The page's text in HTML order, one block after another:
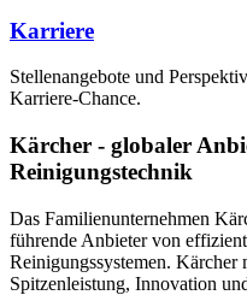
Karriere
Stellenangebote und
Karriere-Chance.
Kärcher - globaler
Reinigungstechnik
Das Familienunternehmen
führende Anbieter von
Reinigungssystemen. Kärcher
Spitzenleistung, Innovation